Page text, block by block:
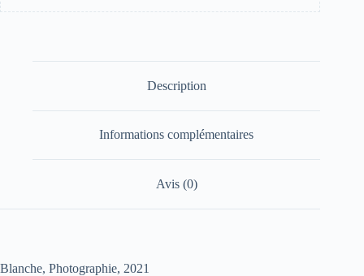
Description
Informations complémentaires
Avis (0)
Blanche, Photographie, 2021